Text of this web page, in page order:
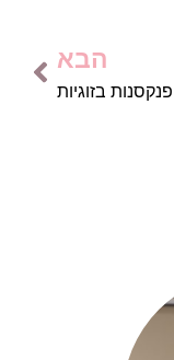
הבא
פנקסנות בזוגיות